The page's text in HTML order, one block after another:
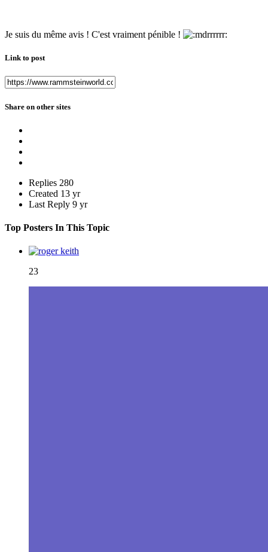
Je suis du même avis ! C'est vraiment pénible !
Link to post
Share on other sites
Replies 280
Created 13 yr
Last Reply 9 yr
Top Posters In This Topic
23